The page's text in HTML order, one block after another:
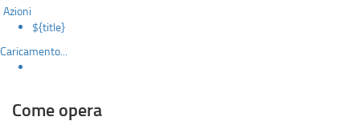
Azioni
${title}
Caricamento...
Come opera